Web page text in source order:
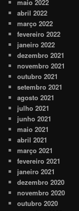
maio 2022
abril 2022
março 2022
fevereiro 2022
janeiro 2022
dezembro 2021
novembro 2021
outubro 2021
setembro 2021
agosto 2021
julho 2021
junho 2021
maio 2021
abril 2021
março 2021
fevereiro 2021
janeiro 2021
dezembro 2020
novembro 2020
outubro 2020